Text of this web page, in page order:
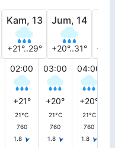
Kam, 13
+21°..29°
Jum, 14
+20°..31°
02:00 03:00 04:00
+21° +20° +20°
21°C 21°C
21°C
760 760
760
1.8 1.8 1.8